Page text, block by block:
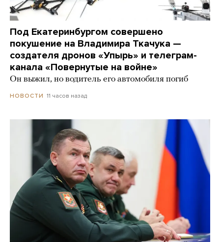
Под Екатеринбургом совершено
покушение на Владимира Ткачука —
создателя дронов «Упырь» и телеграм-
канала «Повернутые на войне»
Он выжил, но водитель его автомобиля погиб
НОВОСТИ 11 часов назад